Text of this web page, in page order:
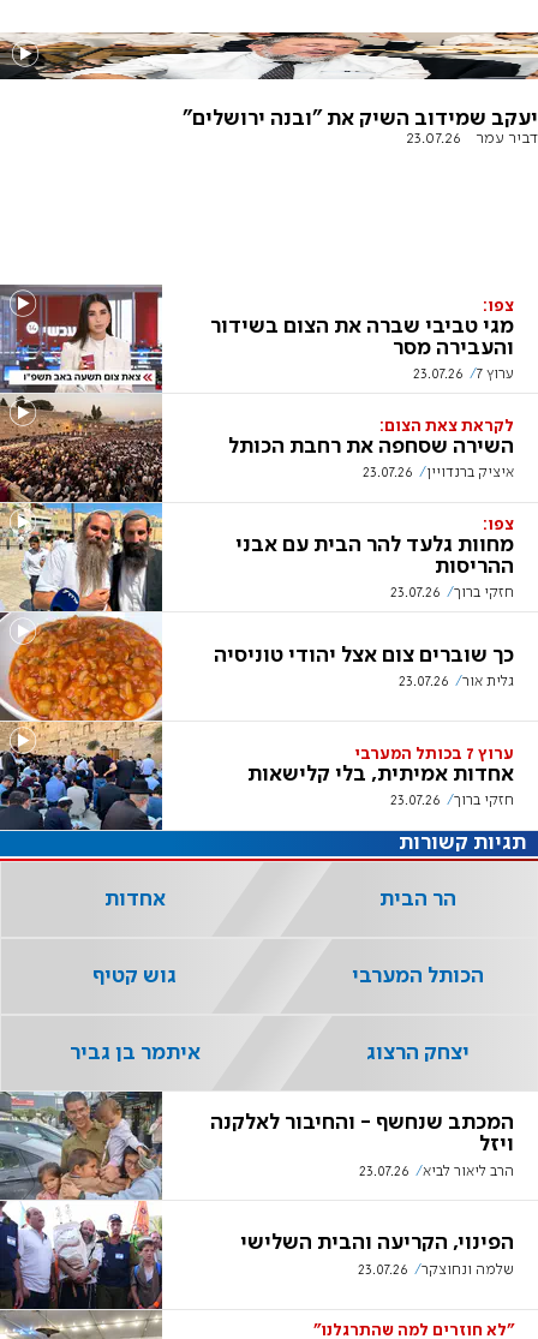
יעקב שמידוב השיק את "ובנה ירושלים"
דביר עמר 23.07.26
צפו:
מגי טביבי שברה את הצום בשידור
והעבירה מסר
ערוץ 7 23.07.26
לקראת צאת הצום:
השירה שסחפה את רחבת הכותל
איציק ברנדויין 23.07.26
צפו:
מחוות גלעד להר הבית עם אבני
ההריסות
חזקי ברוך 23.07.26
כך שוברים צום אצל יהודי טוניסיה
גלית אור 23.07.26
ערוץ 7 בכותל המערבי
אחדות אמיתית, בלי קלישאות
חזקי ברוך 23.07.26
המכתב שנחשף - והחיבור לאלקנה
ויזל
הרב ליאור לביא 23.07.26
הפינוי, הקריעה והבית השלישי
שלמה ונחוצקר 23.07.26
"לא חוזרים למה שהתרגלנו"
תגיות קשורות
הר הבית אחדות
הכותל המערבי גוש קטיף
יצחק הרצוג איתמר בן גביר